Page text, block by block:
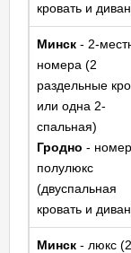
кровать и
Минск - 2-
номера (2
раздельные
или одна 2-
спальная)
Гродно -
полулюкс
(двуспальная
кровать и
Минск - люкс (2